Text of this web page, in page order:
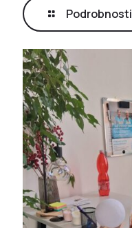
Podrobnosti